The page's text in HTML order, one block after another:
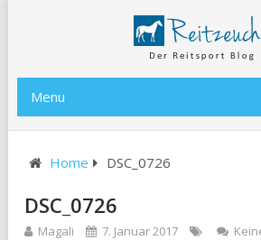
Menu
Home DSC_0726
DSC_0726
Magali 7. Januar 2017